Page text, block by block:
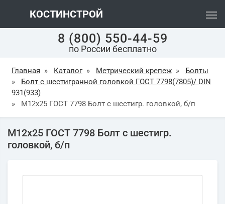
КОСТИНСТРОЙ
8 (800) 550-44-59
по России бесплатно
Главная » Каталог » Метрический крепеж »
Болты
»
Болт с шестигранной головкой ГОСТ 7798(7805)/ DIN
931(933)
»
М12х25 ГОСТ 7798 Болт с шестигр. головкой, б/п
М12х25 ГОСТ 7798 Болт с шестигр.
головкой, б/п